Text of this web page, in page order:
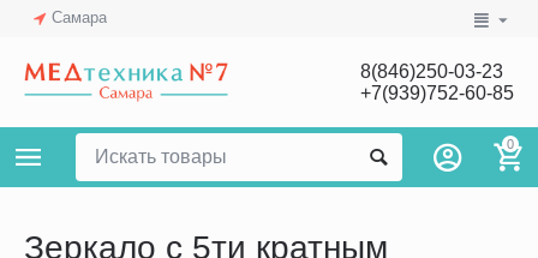
Самара
8(846)250-03-23
+7(939)752-60-85
0
Зеркало с 5ти кратным